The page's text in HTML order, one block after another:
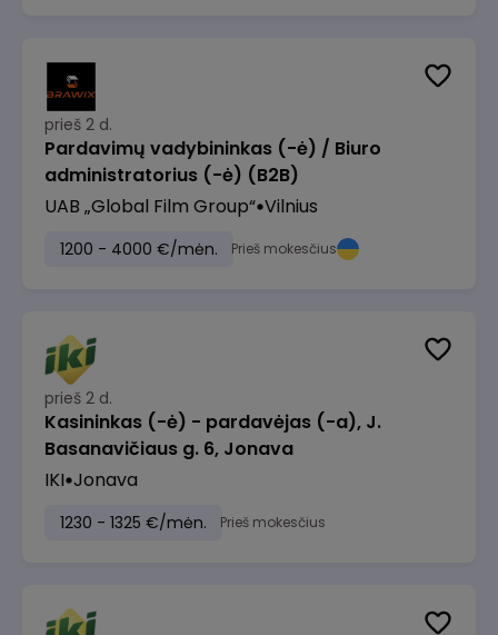
prieš 2 d.
Pardavimų vadybininkas (-ė) / Biuro
administratorius (-ė) (B2B)
UAB „Global Film Group“ Vilnius
1200 - 4000 €/mėn. Prieš mokesčius
prieš 2 d.
Kasininkas (-ė) - pardavėjas (-a), J.
Basanavičiaus g. 6, Jonava
IKI Jonava
1230 - 1325 €/mėn. Prieš mokesčius